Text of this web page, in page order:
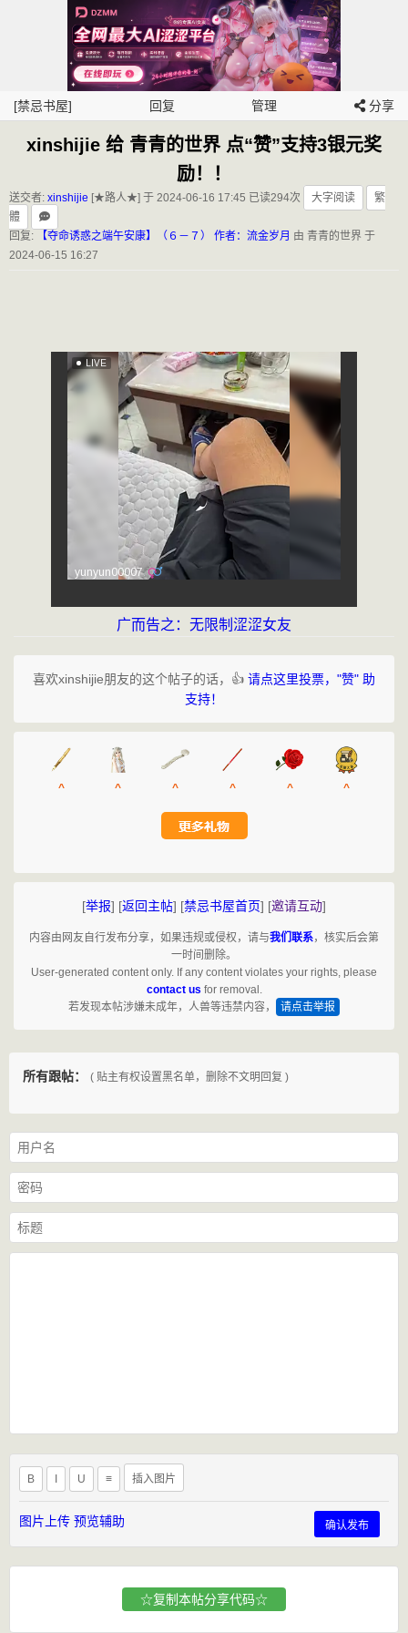
[禁忌书屋] 回复 管理 分享
xinshijie 给 青青的世界 点“赞”支持3银元奖
励！！
送交者: xinshijie [★路人★] 于 2024-06-16 17:45 已读294次 大字阅读
繁
體
回复:
【夺命诱惑之端午安康】（６－７） 作者：流金岁月 由 青青的世界 于
2024-06-15 16:27
广而告之：无限制涩涩女友
喜欢xinshijie朋友的这个帖子的话，👍 请点这里投票，"赞" 助
支持！
^ ^ ^ ^ ^ ^
[举报] [返回主帖] [禁忌书屋首页] [邀请互动]
内容由网友自行发布分享，如果违规或侵权，请与我们联系，核实后会第
一时间删除。
User-generated content only. If any content violates your rights, please
contact us for removal.
若发现本帖涉嫌未成年，人兽等违禁内容，
请点击举报
所有跟帖： ( 贴主有权设置黑名单，删除不文明回复 )
B U ≡ 插入图片
图片上传 预览辅助 确认发布
☆复制本帖分享代码☆